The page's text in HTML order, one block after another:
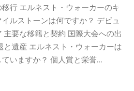
行 エルネスト・ウォーカーのキ
ルストーンは何ですか？ デビュ
主要な移籍と契約 国際大会への出
と遺産 エルネスト・ウォーカーは
いますか？ 個人賞と栄誉…